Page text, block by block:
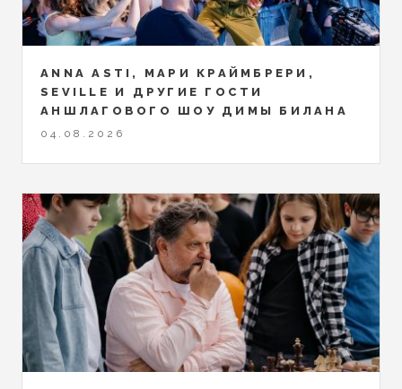
ANNA ASTI, МАРИ КРАЙМБРЕРИ,
SEVILLE И ДРУГИЕ ГОСТИ
АНШЛАГОВОГО ШОУ ДИМЫ БИЛАНА
04.08.2026